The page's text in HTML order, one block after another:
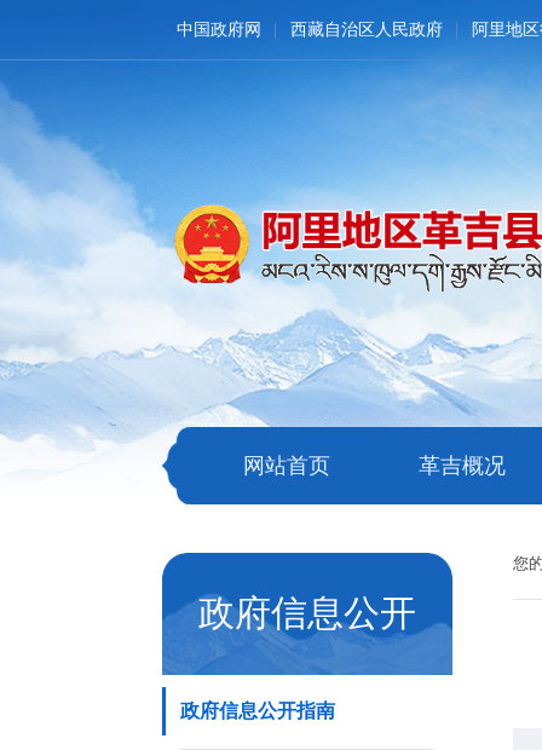
中国政府网 西藏自治区人民政府 阿里地
网站首页 革吉概况
政府信息公开
政府信息公开指南
您